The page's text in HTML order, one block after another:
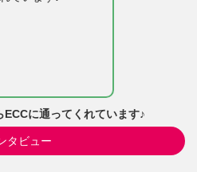
ECCに通ってくれています♪
タビュー